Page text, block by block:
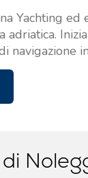
Yachting ed
adriatica.
navigazione